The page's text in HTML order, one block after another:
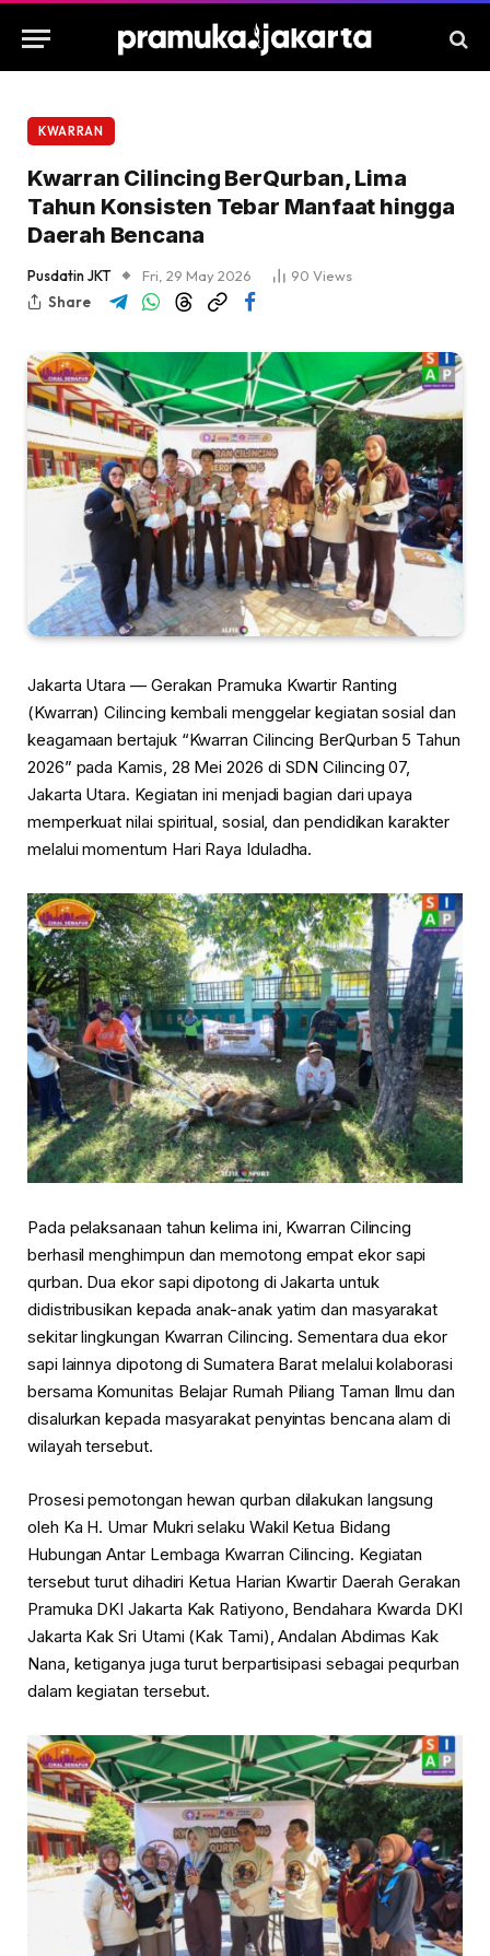
KWARRAN
Kwarran Cilincing BerQurban, Lima
Tahun Konsisten Tebar Manfaat hingga
Daerah Bencana
Pusdatin JKT Fri, 29 May 2026 90 Views
Share
Jakarta Utara — Gerakan Pramuka Kwartir Ranting
(Kwarran) Cilincing kembali menggelar kegiatan sosial dan
keagamaan bertajuk “Kwarran Cilincing BerQurban 5 Tahun
2026” pada Kamis, 28 Mei 2026 di SDN Cilincing 07,
Jakarta Utara. Kegiatan ini menjadi bagian dari upaya
memperkuat nilai spiritual, sosial, dan pendidikan karakter
melalui momentum Hari Raya Iduladha.
Pada pelaksanaan tahun kelima ini, Kwarran Cilincing
berhasil menghimpun dan memotong empat ekor sapi
qurban. Dua ekor sapi dipotong di Jakarta untuk
didistribusikan kepada anak-anak yatim dan masyarakat
sekitar lingkungan Kwarran Cilincing. Sementara dua ekor
sapi lainnya dipotong di Sumatera Barat melalui kolaborasi
bersama Komunitas Belajar Rumah Piliang Taman Ilmu dan
disalurkan kepada masyarakat penyintas bencana alam di
wilayah tersebut.
Prosesi pemotongan hewan qurban dilakukan langsung
oleh Ka H. Umar Mukri selaku Wakil Ketua Bidang
Hubungan Antar Lembaga Kwarran Cilincing. Kegiatan
tersebut turut dihadiri Ketua Harian Kwartir Daerah Gerakan
Pramuka DKI Jakarta Kak Ratiyono, Bendahara Kwarda DKI
Jakarta Kak Sri Utami (Kak Tami), Andalan Abdimas Kak
Nana, ketiganya juga turut berpartisipasi sebagai pequrban
dalam kegiatan tersebut.